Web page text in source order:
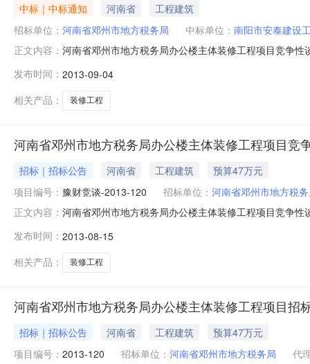
中标｜中标通知 河南省
工程建筑
招标单位： 河南省邓州市地方税务局 中标单位： 南阳市安泰建设
正文内容： 河南省邓州市地方税务局办公楼主体装修工程项目竞争
公楼主体装修工程项目进行竞争性谈判招标，现就本次
称：河南省邓州市地方税务局办公楼
发布时间： 2013-09-04
相关产品：
装修工程
河南省邓州市地方税务局办公楼主体装修工程项目竞
招标｜招标公告 河南省 工程建筑
预算47万元
项目编号： 豫财竞谈-2013-120 招标单位： 河南省邓州市地方税
正文内容： 河南省邓州市地方税务局办公楼主体装修工程项目竞争
加谈判。2．项目概况、招标范围2.1招标范围：河南省
３．投标人资格要
发布时间： 2013-08-15
相关产品：
装修工程
河南省邓州市地方税务局办公楼主体装修工程项目招
招标｜招标公告 河南省 工程建筑
预算47万元
项目编号： 2013-120 招标单位： 河南省邓州市地方税务局
代